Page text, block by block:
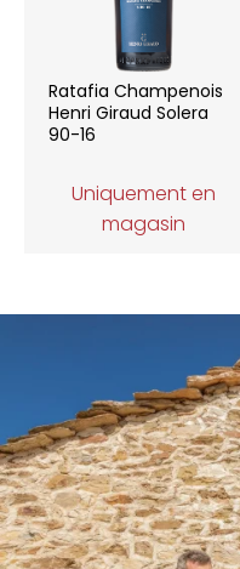
Ratafia Champenois
Henri Giraud Solera
90-16
Uniquement en
magasin